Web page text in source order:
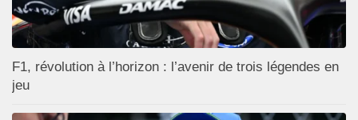
F1, révolution à l’horizon : l’avenir de trois légendes en
jeu